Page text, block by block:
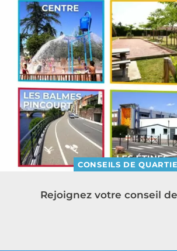
CONSEILS DE
Rejoignez votre conseil